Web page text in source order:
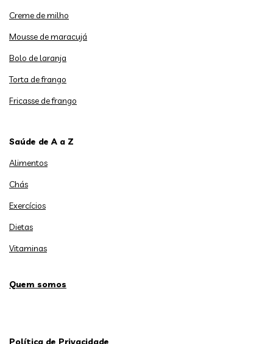
Creme de milho
Mousse de maracujá
Bolo de laranja
Torta de frango
Fricasse de frango
Saúde de A a Z
Alimentos
Chás
Exercícios
Dietas
Vitaminas
Quem somos
Política de Privacidade